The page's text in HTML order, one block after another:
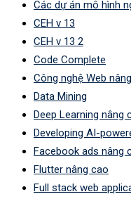
Các dự án mô hình
CEH v 13
CEH v 13 2
Code Complete
Công nghệ Web
Data Mining
Deep Learning nâng
Developing AI-
Facebook ads nâng
Flutter nâng cao
Full stack web